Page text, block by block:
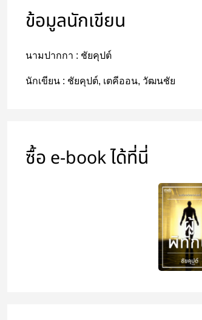
ข้อมูลนักเขียน
นามปากกา : ชัยคุปต์
นักเขียน : ชัยคุปต์, เตคีออน, วัฒนชัย
ซื้อ e-book ได้ที่นี่